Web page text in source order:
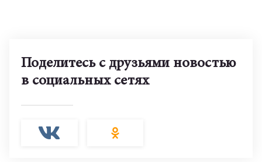
Поделитесь с друзьями новостью
в социальных сетях